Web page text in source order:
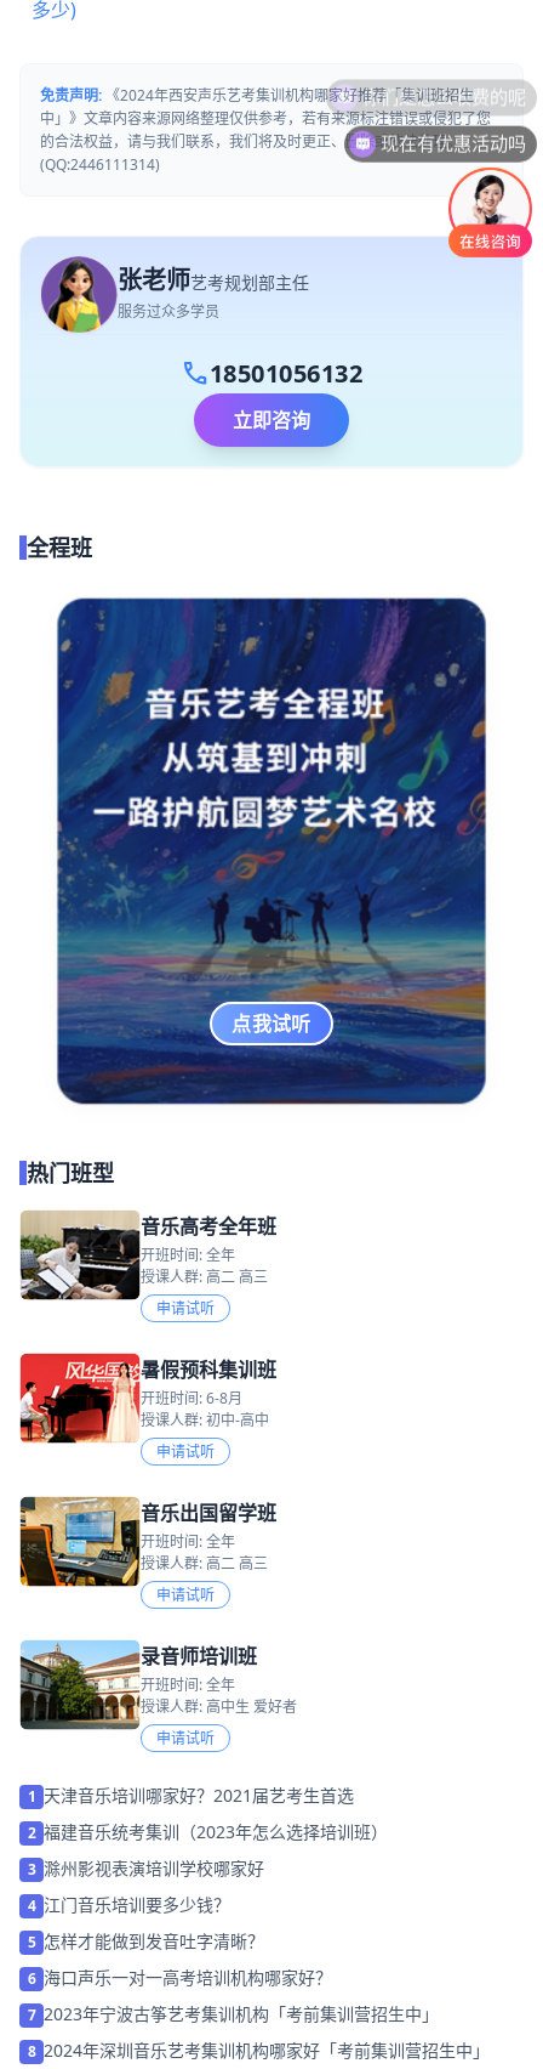
多少)
免责声明: 《2024年西安声乐艺考集训机构哪家好推荐「集训班招生
中」》文章内容来源网络整理仅供参考，若有来源标注错误或侵犯了您
的合法权益，请与我们联系，我们将及时更正、删除或依法处理。
(QQ:2446111314)
张老师艺考规划部主任
服务过众多学员
call18501056132
立即咨询
全程班
点我试听
热门班型
音乐高考全年班
开班时间: 全年
授课人群: 高二 高三
申请试听
暑假预科集训班
开班时间: 6-8月
授课人群: 初中-高中
申请试听
音乐出国留学班
开班时间: 全年
授课人群: 高二 高三
申请试听
录音师培训班
开班时间: 全年
授课人群: 高中生 爱好者
申请试听
1 天津音乐培训哪家好？2021届艺考生首选
2 福建音乐统考集训（2023年怎么选择培训班）
3 滁州影视表演培训学校哪家好
4 江门音乐培训要多少钱？
5 怎样才能做到发音吐字清晰？
6 海口声乐一对一高考培训机构哪家好？
7 2023年宁波古筝艺考集训机构「考前集训营招生中」
8 2024年深圳音乐艺考集训机构哪家好「考前集训营招生中」
你们是怎么收费的呢
现在有优惠活动吗